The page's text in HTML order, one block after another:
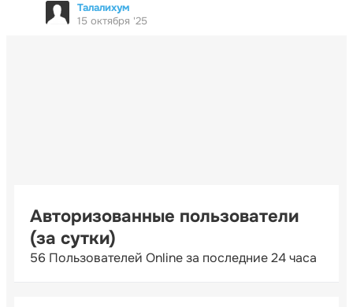
Талалихум
15 октября '25
Авторизованные пользователи
(за сутки)
56 Пользователей Online за последние 24 часа